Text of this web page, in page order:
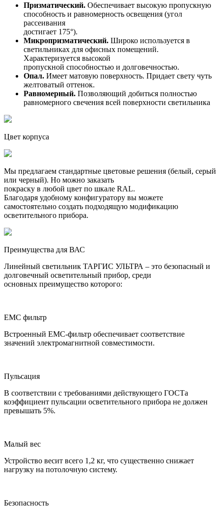
Призматический. Обеспечивает высокую пропускную
способность и равномерность освещения (угол
рассеивания
достигает 175°).
Микропризматический. Широко используется в
светильниках для офисных помещений.
Характеризуется высокой
пропускной способностью и долговечностью.
Опал. Имеет матовую поверхность. Придает свету чуть
желтоватый оттенок.
Равномерный. Позволяющий добиться полностью
равномерного свечения всей поверхности светильника
Цвет корпуса
Мы предлагаем стандартные цветовые решения (белый, серый
или черный). Но можно заказать
покраску в любой цвет по шкале RAL.
Благодаря удобному конфигуратору вы можете
самостоятельно создать подходящую модификацию
осветительного прибора.
Преимущества для ВАС
Линейный светильник ТАРГИС УЛЬТРА – это безопасный и
долговечный осветительный прибор, среди
основных преимущество которого:
ЕМС фильтр
Встроенный ЕМС-фильтр обеспечивает соответствие
значений электромагнитной совместимости.
Пульсация
В соответствии с требованиями действующего ГОСТа
коэффициент пульсации осветительного прибора не должен
превышать 5%.
Малый вес
Устройство весит всего 1,2 кг, что существенно снижает
нагрузку на потолочную систему.
Безопасность